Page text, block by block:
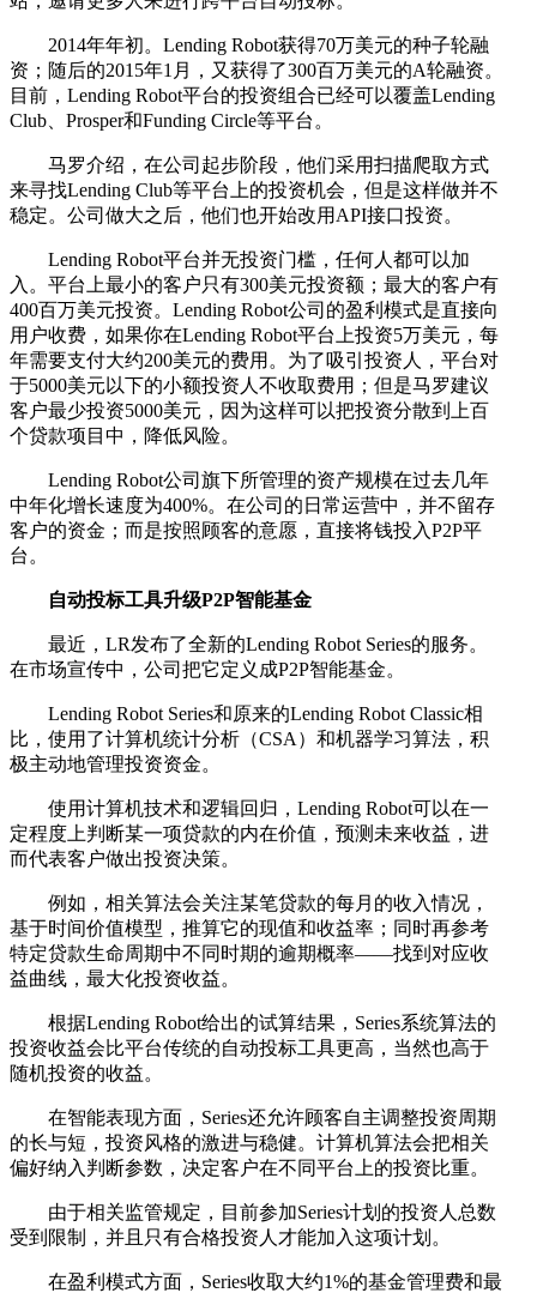
2014年年初。Lending Robot获得70万美元的种子轮融
资；随后的2015年1月，又获得了300百万美元的A轮融资。
目前，Lending Robot平台的投资组合已经可以覆盖Lending
Club、Prosper和Funding Circle等平台。
马罗介绍，在公司起步阶段，他们采用扫描爬取方式
来寻找Lending Club等平台上的投资机会，但是这样做并不
稳定。公司做大之后，他们也开始改用API接口投资。
Lending Robot平台并无投资门槛，任何人都可以加
入。平台上最小的客户只有300美元投资额；最大的客户有
400百万美元投资。Lending Robot公司的盈利模式是直接向
用户收费，如果你在Lending Robot平台上投资5万美元，每
年需要支付大约200美元的费用。为了吸引投资人，平台对
于5000美元以下的小额投资人不收取费用；但是马罗建议
客户最少投资5000美元，因为这样可以把投资分散到上百
个贷款项目中，降低风险。
Lending Robot公司旗下所管理的资产规模在过去几年
中年化增长速度为400%。在公司的日常运营中，并不留存
客户的资金；而是按照顾客的意愿，直接将钱投入P2P平
台。
自动投标工具升级P2P智能基金
最近，LR发布了全新的Lending Robot Series的服务。
在市场宣传中，公司把它定义成P2P智能基金。
Lending Robot Series和原来的Lending Robot Classic相
比，使用了计算机统计分析（CSA）和机器学习算法，积
极主动地管理投资资金。
使用计算机技术和逻辑回归，Lending Robot可以在一
定程度上判断某一项贷款的内在价值，预测未来收益，进
而代表客户做出投资决策。
例如，相关算法会关注某笔贷款的每月的收入情况，
基于时间价值模型，推算它的现值和收益率；同时再参考
特定贷款生命周期中不同时期的逾期概率——找到对应收
益曲线，最大化投资收益。
根据Lending Robot给出的试算结果，Series系统算法的
投资收益会比平台传统的自动投标工具更高，当然也高于
随机投资的收益。
在智能表现方面，Series还允许顾客自主调整投资周期
的长与短，投资风格的激进与稳健。计算机算法会把相关
偏好纳入判断参数，决定客户在不同平台上的投资比重。
由于相关监管规定，目前参加Series计划的投资人总数
受到限制，并且只有合格投资人才能加入这项计划。
在盈利模式方面，Series收取大约1%的基金管理费和最